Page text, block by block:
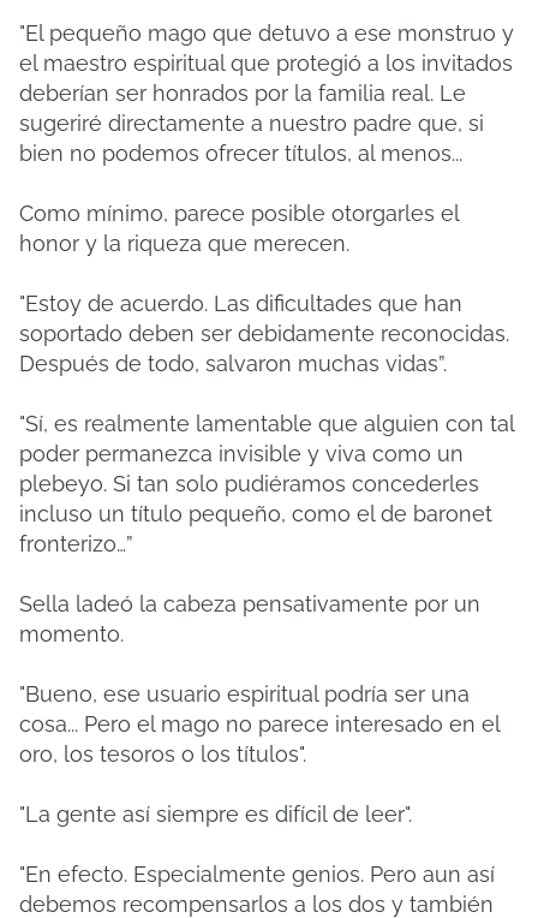
"El pequeño mago que detuvo a ese monstruo y
el maestro espiritual que protegió a los invitados
deberían ser honrados por la familia real. Le
sugeriré directamente a nuestro padre que, si
bien no podemos ofrecer títulos, al menos...
Como mínimo, parece posible otorgarles el
honor y la riqueza que merecen.
"Estoy de acuerdo. Las dificultades que han
soportado deben ser debidamente reconocidas.
Después de todo, salvaron muchas vidas”.
"Sí, es realmente lamentable que alguien con tal
poder permanezca invisible y viva como un
plebeyo. Si tan solo pudiéramos concederles
incluso un título pequeño, como el de baronet
fronterizo…”
Sella ladeó la cabeza pensativamente por un
momento.
"Bueno, ese usuario espiritual podría ser una
cosa... Pero el mago no parece interesado en el
oro, los tesoros o los títulos".
"La gente así siempre es difícil de leer".
"En efecto. Especialmente genios. Pero aun así
debemos recompensarlos a los dos y también